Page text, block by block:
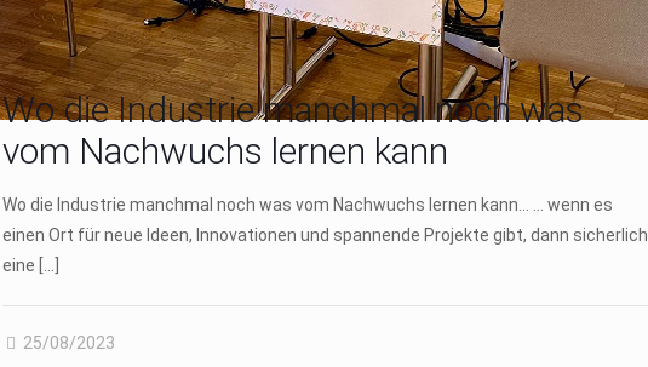
Wo die Industrie manchmal noch was
vom Nachwuchs lernen kann
Wo die Industrie manchmal noch was vom Nachwuchs lernen kann… … wenn es
einen Ort für neue Ideen, Innovationen und spannende Projekte gibt, dann sicherlich
eine
25/08/2023